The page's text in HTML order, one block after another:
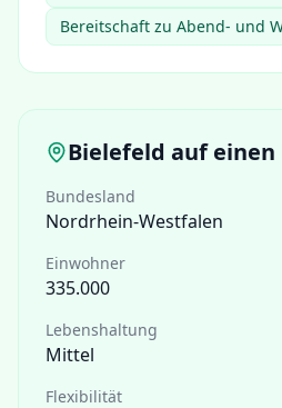
Bereitschaft zu Abend- und
Bielefeld auf einen
Bundesland
Nordrhein-Westfalen
Einwohner
335.000
Lebenshaltung
Mittel
Flexibilität